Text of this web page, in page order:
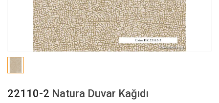
22110-2 Natura Duvar Kağıdı